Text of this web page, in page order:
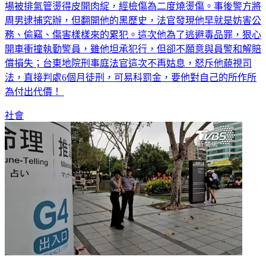
場被排氣管燙得皮開肉綻，經檢傷為二度燒燙傷。事後警方將
周男逮捕究辦，但翻開他的黑歷史，法官發現他早就是妨害公
務、偷竊、傷害樣樣來的累犯。這次他為了逃避毒品罪，狠心
開車衝撞執勤警員，雖他坦承犯行，但卻不願意與員警和解賠
償損失；台東地院刑事庭法官這次不再姑息，怒斥他藐視司
法，直接判處6個月徒刑，可易科罰金，要他對自己的所作所
為付出代價！
社會